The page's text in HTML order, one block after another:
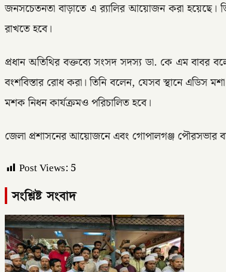
জনসচেতনতা বাড়াতে এ র‍্যালির আয়োজন করা হয়েছে।
রাখতে হবে।
প্রধান অতিথির বক্তব্যে সংসদ সদস্য ডা. কে এম বাবর
বংশবিস্তার রোধ করা। তিনি বলেন, যেসব স্থানে এডিস
মশক নিধন কার্যক্রমও পরিচালিত হবে।
জেলা প্রশাসনের আয়োজনে এবং গোপালগঞ্জ পৌরসভার
Post Views: 5
সংশ্লিষ্ট সংবাদ